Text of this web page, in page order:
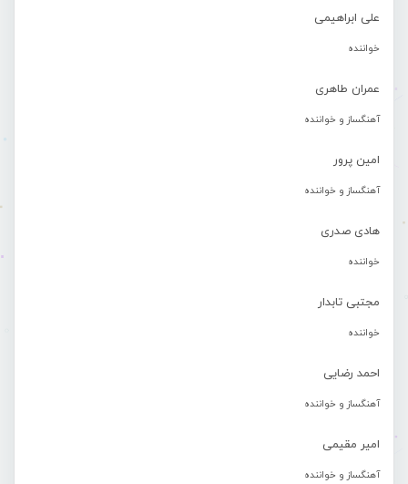
علی ابراهیمی
خواننده
عمران طاهری
آهنگساز و خواننده
امین پرور
آهنگساز و خواننده
هادی صدری
خواننده
مجتبی تابدار
خواننده
احمد رضایی
آهنگساز و خواننده
امیر مقیمی
آهنگساز و خواننده